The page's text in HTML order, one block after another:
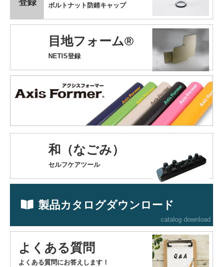
登録
ボルトナット防錆キャップ
目地フォーム®
NETIS登録
和（なごみ）
セルフケアツール
製品カタログダウンロード
catalog download
よくある質問
よくある質問にお答えします！